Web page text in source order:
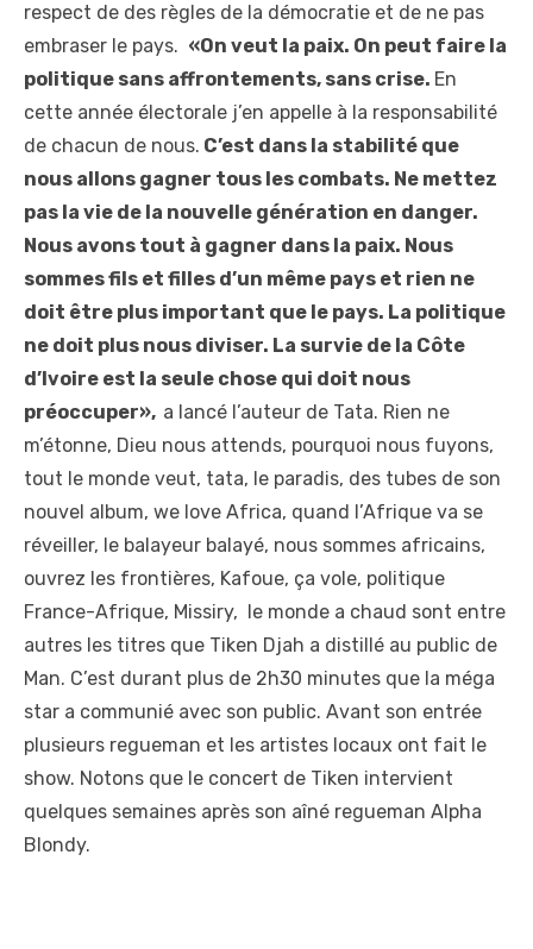
respect de des règles de la démocratie et de ne pas
embraser le pays. «On veut la paix. On peut faire la
politique sans affrontements, sans crise. En
cette année électorale j’en appelle à la responsabilité
de chacun de nous. C’est dans la stabilité que
nous allons gagner tous les combats. Ne mettez
pas la vie de la nouvelle génération en danger.
Nous avons tout à gagner dans la paix. Nous
sommes fils et filles d’un même pays et rien ne
doit être plus important que le pays. La politique
ne doit plus nous diviser. La survie de la Côte
d’Ivoire est la seule chose qui doit nous
préoccuper», a lancé l’auteur de Tata. Rien ne
m’étonne, Dieu nous attends, pourquoi nous fuyons,
tout le monde veut, tata, le paradis, des tubes de son
nouvel album, we love Africa, quand l’Afrique va se
réveiller, le balayeur balayé, nous sommes africains,
ouvrez les frontières, Kafoue, ça vole, politique
France-Afrique, Missiry, le monde a chaud sont entre
autres les titres que Tiken Djah a distillé au public de
Man. C’est durant plus de 2h30 minutes que la méga
star a communié avec son public. Avant son entrée
plusieurs regueman et les artistes locaux ont fait le
show. Notons que le concert de Tiken intervient
quelques semaines après son aîné regueman Alpha
Blondy.